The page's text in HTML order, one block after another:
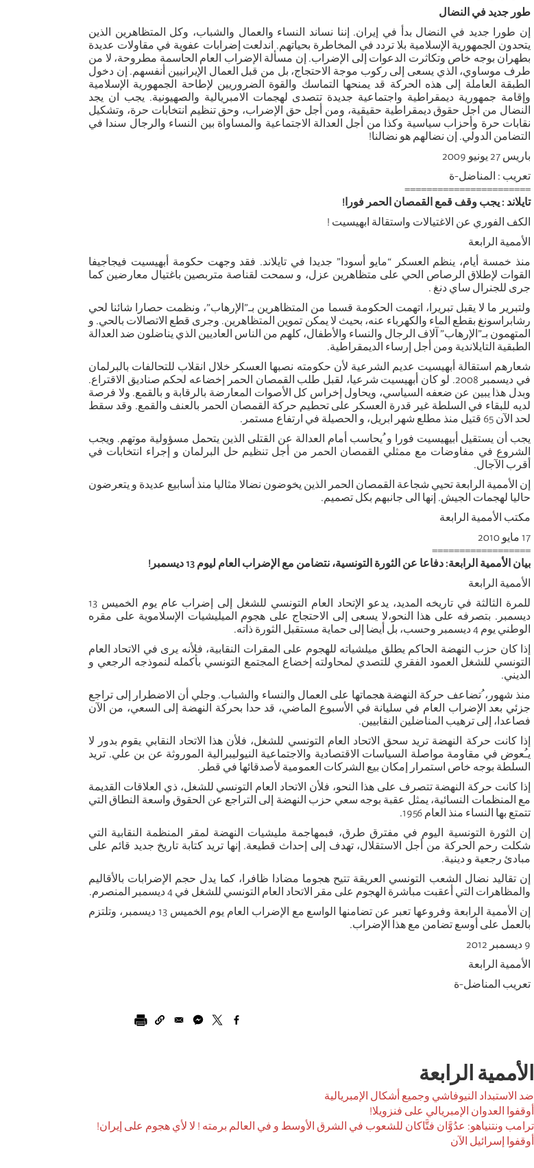
طور جديد في النضال
إن طورا جديد في النضال بدأ في إيران. إننا نساند النساء والعمال والشباب، وكل المتظاهرين الذين
يتحدون الجمهورية الإسلامية بلا تردد في المخاطرة بحياتهم. اندلعت إضرابات عفوية في مقاولات عديدة
بطهران بوجه خاص وتكاثرت الدعوات إلى الإضراب. إن مسألة الإضراب العام الحاسمة مطروحة، لا من
طرف موساوي، الذي يسعى إلى ركوب موجة الاحتجاج، بل من قبل العمال الإيرانيين أنفسهم. إن دخول
الطبقة العاملة إلى هذه الحركة قد يمنحها التماسك والقوة الضروريين لإطاحة الجمهورية الإسلامية
وإقامة جمهورية ديمقراطية واجتماعية جديدة تتصدى لهجمات الامبريالية والصهيونية. يجب ان يجد
النضال من اجل حقوق ديمقراطية حقيقية، ومن أجل حق الإضراب، وحق تنظيم انتخابات حرة، وتشكيل
نقابات حرة وأحزاب سياسية وكذا من أجل العدالة الاجتماعية والمساواة بين النساء والرجال سندا في
التضامن الدولي. إن نضالهم هو نضالنا!
باريس 27 يونيو 2009
تعريب : المناضل-ة
=======================
تايلاند : يجب وقف قمع القمصان الحمر فورا!
الكف الفوري عن الاغتيالات واستقالة ابهيسيت !
الأممية الرابعة
منذ خمسة أيام، ينظم العسكر “مايو أسودا” جديدا في تايلاند. فقد وجهت حكومة أبهيسيت فيجاجيفا
القوات لإطلاق الرصاص الحي على متظاهرين عزل، و سمحت لقناصة متربصين باغتيال معارضين كما
جرى للجنرال ساي دنغ .
ولتبرير ما لا يقبل تبريرا، اتهمت الحكومة قسما من المتظاهرين بـ”الإرهاب”، ونظمت حصارا شائنا لحي
رشابراسونغ بقطع الماء والكهرباء عنه، بحيث لا يمكن تموين المتظاهرين. وجرى قطع الاتصالات بالحي. و
المتهمون بـ”الإرهاب” آلاف الرجال والنساء والأطفال، كلهم من الناس العاديين الذي يناضلون ضد العدالة
الطبقية التايلاندية ومن أجل إرساء الديمقراطية.
شعارهم استقالة أبهيسيت عديم الشرعية لأن حكومته نصبها العسكر خلال انقلاب للتحالفات بالبرلمان
في ديسمبر 2008. لو كان أبهيسيت شرعيا، لقبل طلب القمصان الحمر إخضاعه لحكم صناديق الاقتراع.
وبدل هذا يبين عن ضعفه السياسي، ويحاول إخراس كل الأصوات المعارضة بالرقابة و بالقمع. ولا فرصة
لديه للبقاء في السلطة غير قدرة العسكر على تحطيم حركة القمصان الحمر بالعنف والقمع. وقد سقط
لحد الآن 65 قتيل منذ مطلع شهر ابريل، و الحصيلة في ارتفاع مستمر.
يجب أن يستقيل أبيهيسيت فورا و ُيحاسب أمام العدالة عن القتلى الذين يتحمل مسؤولية موتهم. ويجب
الشروع في مفاوضات مع ممثلي القمصان الحمر من أجل تنظيم حل البرلمان و إجراء انتخابات في
أقرب الآجال.
إن الأممية الرابعة تحيي شجاعة القمصان الحمر الذين يخوضون نضالا مثاليا منذ أسابيع عديدة و يتعرضون
حاليا لهجمات الجيش. إنها الى جانبهم بكل تصميم.
مكتب الأممية الرابعة
17 مايو 2010
==================
بيان الأممية الرابعة: دفاعا عن الثورة التونسية، نتضامن مع الإضراب العام ليوم 13 ديسمبر!
الأممية الرابعة
للمرة الثالثة في تاريخه المديد، يدعو الإتحاد العام التونسي للشغل إلى إضراب عام يوم الخميس 13
ديسمبر. بتصرفه على هذا النحو،لا يسعى إلى الاحتجاج على هجوم الميليشيات الإسلاموية على مقره
الوطني يوم 4 ديسمبر وحسب، بل أيضا إلى حماية مستقبل الثورة ذاته.
إذا كان حزب النهضة الحاكم يطلق ميلشياته للهجوم على المقرات النقابية، فلأنه يرى في الاتحاد العام
التونسي للشغل العمود الفقري للتصدي لمحاولته إخضاع المجتمع التونسي بأكمله لنموذجه الرجعي و
الديني.
منذ شهور، ُتضاعف حركة النهضة هجماتها على العمال والنساء والشباب. وجلي أن الاضطرار إلى تراجع
جزئي بعد الإضراب العام في سليانة في الأسبوع الماضي، قد حدا بحركة النهضة إلى السعي، من الآن
فصاعدا، إلى ترهيب المناضلين النقابيين.
إذا كانت حركة النهضة تريد سحق الاتحاد العام التونسي للشغل، فلأن هذا الاتحاد النقابي يقوم بدور لا
يـُعوض في مقاومة مواصلة السياسات الاقتصادية والاجتماعية النيوليبرالية الموروثة عن بن علي. تريد
السلطة بوجه خاص استمرار إمكان بيع الشركات العمومية لأصدقائها في قطر.
إذا كانت حركة النهضة تتصرف على هذا النحو، فلأن الاتحاد العام التونسي للشغل، ذي العلاقات القديمة
مع المنظمات النسائية، يمثل عقبة بوجه سعي حزب النهضة إلى التراجع عن الحقوق واسعة النطاق التي
تتمتع بها النساء منذ العام 1956.
إن الثورة التونسية اليوم في مفترق طرق، فبمهاجمة مليشيات النهضة لمقر المنظمة النقابية التي
شكلت رحم الحركة من أجل الاستقلال، تهدف إلى إحداث قطيعة. إنها تريد كتابة تاريخ جديد قائم على
مبادئ رجعية و دينية.
إن تقاليد نضال الشعب التونسي العريقة تتيح هجوما مضادا ظافرا، كما يدل حجم الإضرابات بالأقاليم
والمظاهرات التي أعقبت مباشرة الهجوم على مقر الاتحاد العام التونسي للشغل في 4 ديسمبر المنصرم.
إن الأممية الرابعة وفروعها تعبر عن تضامنها الواسع مع الإضراب العام يوم الخميس 13 ديسمبر، وتلتزم
بالعمل على أوسع تضامن مع هذا الإضراب.
9 ديسمبر 2012
الأممية الرابعة
تعريب المناضل-ة
الأممية الرابعة
ضد الاستبداد النيوفاشي وجميع أشكال الإمبريالية
أوقفوا العدوان الإمبريالي على فنزويلا!
ترامب ونتنياهو: عدُوَّان فتَّاكان للشعوب في الشرق الأوسط و في العالم برمته ! لا لأي هجوم على إيران!
أوقفوا إسرائيل الآن